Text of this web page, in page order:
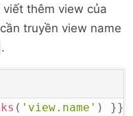
thêm view của
truyền view name
.
( 'view.name' ) }}